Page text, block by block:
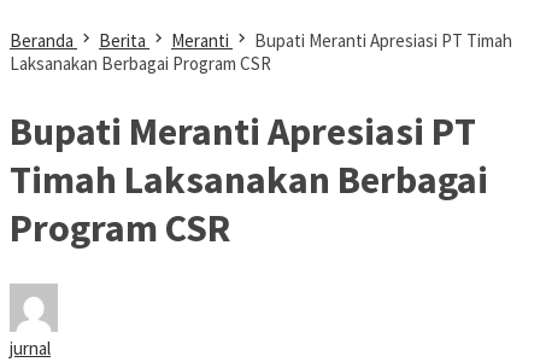
Beranda Berita Meranti
Bupati Meranti Apresiasi PT Timah
Laksanakan Berbagai Program CSR
Bupati Meranti Apresiasi PT
Timah Laksanakan Berbagai
Program CSR
jurnal